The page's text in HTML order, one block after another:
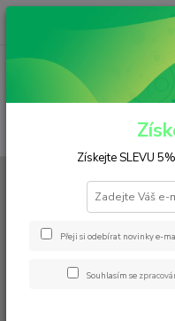
(Po-Pá, 6:30-15 hod.)
WD 940/13
Získejte SLEVU
Přeji si odebírat novinky e-
Souhlasím se